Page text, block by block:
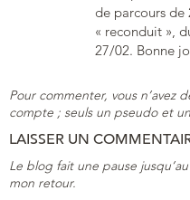
de parcours de
« reconduit »,
27/02. Bonne
Pour commenter, vous n’avez
compte ; seuls un pseudo et
LAISSER UN
Le blog fait une pause
mon retour.